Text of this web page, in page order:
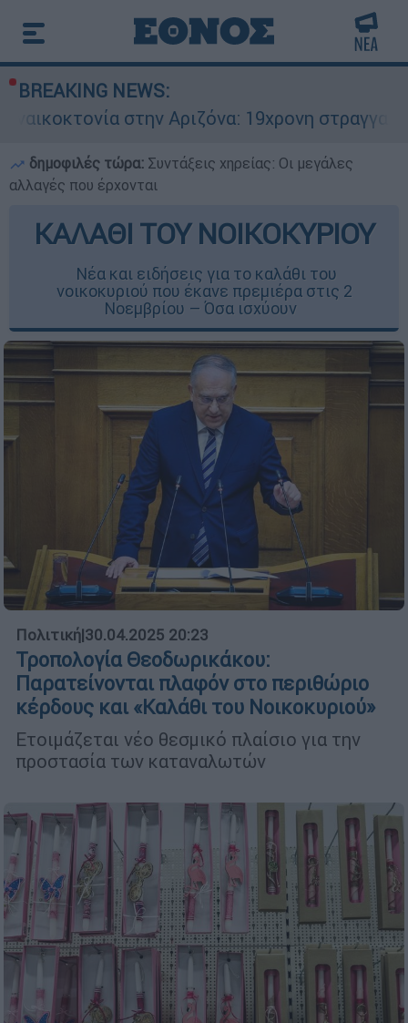
BREAKING NEWS:
Αριζόνα: 19χρονη στραγγαλίστηκε από
δημοφιλές τώρα: Συντάξεις χηρείας: Οι μεγάλες
αλλαγές που έρχονται
ΚΑΛΑΘΙ ΤΟΥ ΝΟΙΚΟΚΥΡΙΟΥ
Νέα και ειδήσεις για το καλάθι του
νοικοκυριού που έκανε πρεμιέρα στις 2
Νοεμβρίου – Όσα ισχύουν
Πολιτική|30.04.2025 20:23
Τροπολογία Θεοδωρικάκου:
Παρατείνονται πλαφόν στο περιθώριο
κέρδους και «Καλάθι του Νοικοκυριού»
Ετοιμάζεται νέο θεσμικό πλαίσιο για την
προστασία των καταναλωτών